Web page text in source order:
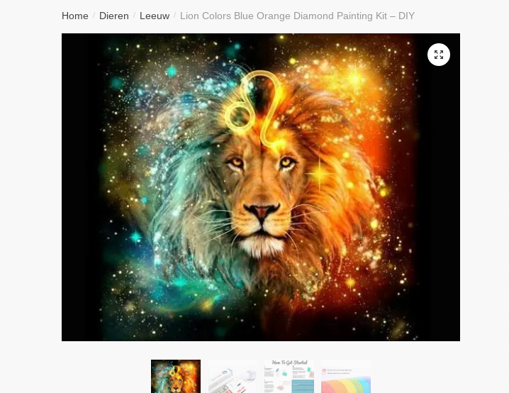
Home / Dieren / Leeuw / Lion Colors Blue Orange Diamond Painting Kit – DIY
🔍